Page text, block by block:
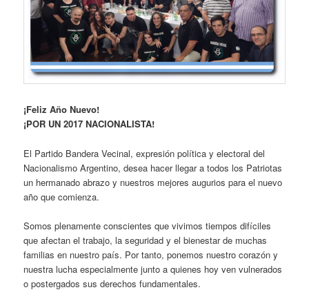
¡Feliz Año Nuevo!
¡POR UN 2017 NACIONALISTA!
El Partido Bandera Vecinal, expresión política y electoral del
Nacionalismo Argentino, desea hacer llegar a todos los Patriotas
un hermanado abrazo y nuestros mejores augurios para el nuevo
año que comienza.
Somos plenamente conscientes que vivimos tiempos difíciles
que afectan el trabajo, la seguridad y el bienestar de muchas
familias en nuestro país. Por tanto, ponemos nuestro corazón y
nuestra lucha especialmente junto a quienes hoy ven vulnerados
o postergados sus derechos fundamentales.